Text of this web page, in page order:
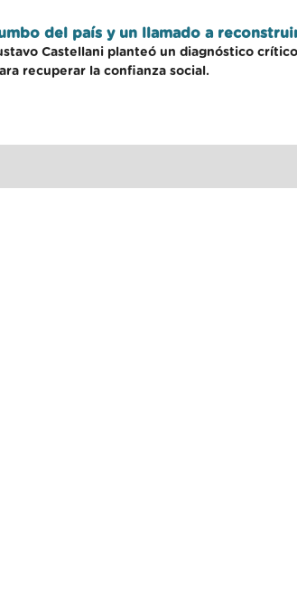
del país y un llamado a
Castellani planteó un diagnóstico
recuperar la confianza social.